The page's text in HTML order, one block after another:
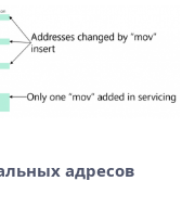
адресов